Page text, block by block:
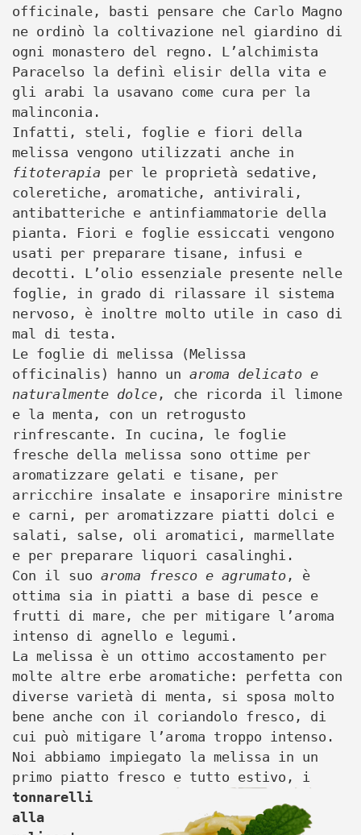
officinale, basti pensare che Carlo Magno
ne ordinò la coltivazione nel giardino di
ogni monastero del regno. L’alchimista
Paracelso la definì elisir della vita e
gli arabi la usavano come cura per la
malinconia.
Infatti, steli, foglie e fiori della
melissa vengono utilizzati anche in
fitoterapia per le proprietà sedative,
coleretiche, aromatiche, antivirali,
antibatteriche e antinfiammatorie della
pianta. Fiori e foglie essiccati vengono
usati per preparare tisane, infusi e
decotti. L’olio essenziale presente nelle
foglie, in grado di rilassare il sistema
nervoso, è inoltre molto utile in caso di
mal di testa.
Le foglie di melissa (Melissa
officinalis) hanno un aroma delicato e
naturalmente dolce , che ricorda il limone
e la menta, con un retrogusto
rinfrescante. In cucina, le foglie
fresche della melissa sono ottime per
aromatizzare gelati e tisane, per
arricchire insalate e insaporire ministre
e carni, per aromatizzare piatti dolci e
salati, salse, oli aromatici, marmellate
e per preparare liquori casalinghi.
Con il suo aroma fresco e agrumato , è
ottima sia in piatti a base di pesce e
frutti di mare, che per mitigare l’aroma
intenso di agnello e legumi.
La melissa è un ottimo accostamento per
molte altre erbe aromatiche: perfetta con
diverse varietà di menta, si sposa molto
bene anche con il coriandolo fresco, di
cui può mitigare l’aroma troppo intenso.
Noi abbiamo impiegato la melissa in un
primo piatto fresco e tutto estivo, i
tonnarelli
alla